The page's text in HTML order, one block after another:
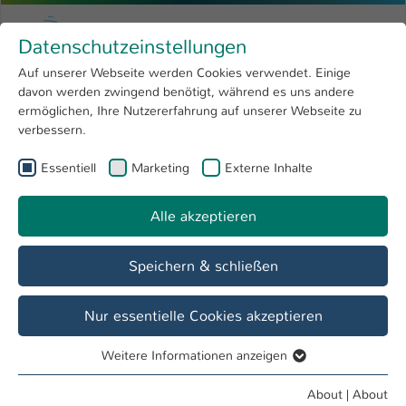
Menu
Research 4
Open submenu
University
International
Skip to main content
University of Applied Sciences
Apply now!
Enrollment for the winter semester 2026/2027
Datenschutzeinstellungen
Auf unserer Webseite werden Cookies verwendet. Einige
davon werden zwingend benötigt, während es uns andere
ermöglichen, Ihre Nutzererfahrung auf unserer Webseite zu
verbessern.
Essentiell Marketing Externe Inhalte
Alle akzeptieren
Speichern & schließen
Nur essentielle Cookies akzeptieren
Essentielle Cookies werden für grundlegende Funktionen
Weitere Informationen anzeigen
About | About